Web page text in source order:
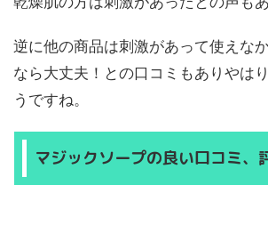
逆に他の商品は刺激があって使えな
なら大丈夫！との口コミもありやは
うですね。
マジックソープの良い口コミ、